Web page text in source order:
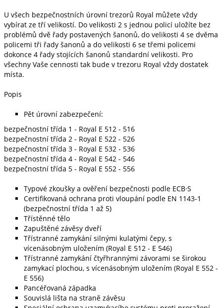
U všech bezpečnostních úrovní trezorů Royal můžete vždy
vybírat ze tří velikostí. Do velikosti 2 s jednou policí uložíte bez
problémů dvě řady postavených šanonů, do velikosti 4 se dvěma
policemi tři řady šanonů a do velikosti 6 se třemi policemi
dokonce 4 řady stojících šanonů standardní velikosti. Pro
všechny Vaše cennosti tak bude v trezoru Royal vždy dostatek
místa.
Popis
Pět úrovní zabezpečení:
bezpečnostní třída 1 - Royal E 512 - 516
bezpečnostní třída 2 - Royal E 522 - 526
bezpečnostní třída 3 - Royal E 532 - 536
bezpečnostní třída 4 - Royal E 542 - 546
bezpečnostní třída 5 - Royal E 552 - 556
Typové zkoušky a ověření bezpečnosti podle ECB·S
Certifikovaná ochrana proti vloupání podle EN 1143-1
(bezpečnostní třída 1 až 5)
Třístěnné tělo
Zapuštěné závěsy dveří
Třístranné zamykání silnými kulatými čepy, s
vícenásobným uložením (Royal E 512 - E 546)
Třístranné zamykání čtyřhrannými závorami se širokou
zamykací plochou, s vícenásobným uložením (Royal E 552 -
E 556)
Pancéřovaná západka
Souvislá lišta na straně závěsu